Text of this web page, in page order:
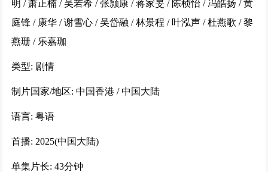
222404次播放
边水往事
北上 (2024)
明 / 萧正楠 / 吴若希 / 张颕康 / 蒋家旻 / 陈桢怡 / 冯皓扬 / 黄
庭锋 / 康华 / 谢雪心 / 吴岱融 / 林景程 / 叶泓声 / 杜燕歌 / 黎
燕珊 / 乐嘉珈
类型: 剧情
制片国家/地区: 中国香港 / 中国大陆
语言: 粤语
首播: 2025(中国大陆)
单集片长: 43分钟